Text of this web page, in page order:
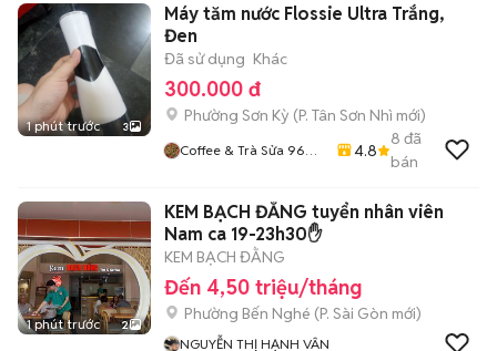
1 phút trước 3
Máy tăm nước Flossie Ultra Trắng,
Đen
Đã sử dụng Khác
300.000 đ
Phường Sơn Kỳ (P. Tân Sơn Nhì mới)
Coffee & Trà Sửa 96
4.8
8 đã
bán
1 phút trước 2
KEM BẠCH ĐẰNG tuyển nhân viên
Nam ca 19-23h30✋
KEM BẠCH ĐẰNG
Đến 4,50 triệu/tháng
Phường Bến Nghé (P. Sài Gòn mới)
NGUYỄN THỊ HẠNH VÂN